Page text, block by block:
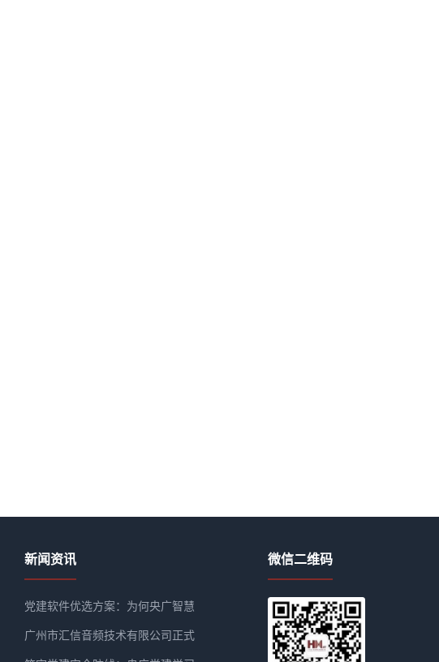
新闻资讯
党建软件优选方案：为何央广智慧
广州市汇信音频技术有限公司正式
微信二维码